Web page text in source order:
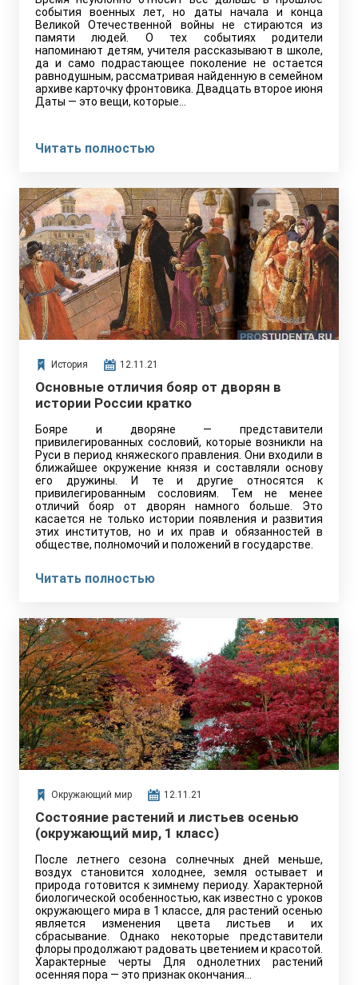
события военных лет, но даты начала и конца
Великой Отечественной войны не стираются из
памяти людей. О тех событиях родители
напоминают детям, учителя рассказывают в школе,
да и само подрастающее поколение не остается
равнодушным, рассматривая найденную в семейном
архиве карточку фронтовика. Двадцать второе июня
Даты — это вещи, которые…
Читать полностью
История 12.11.21
Основные отличия бояр от дворян в
истории России кратко
Бояре и дворяне — представители
привилегированных сословий, которые возникли на
Руси в период княжеского правления. Они входили в
ближайшее окружение князя и составляли основу
его дружины. И те и другие относятся к
привилегированным сословиям. Тем не менее
отличий бояр от дворян намного больше. Это
касается не только истории появления и развития
этих институтов, но и их прав и обязанностей в
обществе, полномочий и положений в государстве.
Читать полностью
Окружающий мир 12.11.21
Состояние растений и листьев осенью
(окружающий мир, 1 класс)
После летнего сезона солнечных дней меньше,
воздух становится холоднее, земля остывает и
природа готовится к зимнему периоду. Характерной
биологической особенностью, как известно с уроков
окружающего мира в 1 классе, для растений осенью
является изменения цвета листьев и их
сбрасывание. Однако некоторые представители
флоры продолжают радовать цветением и красотой.
Характерные черты Для однолетних растений
осенняя пора — это признак окончания…